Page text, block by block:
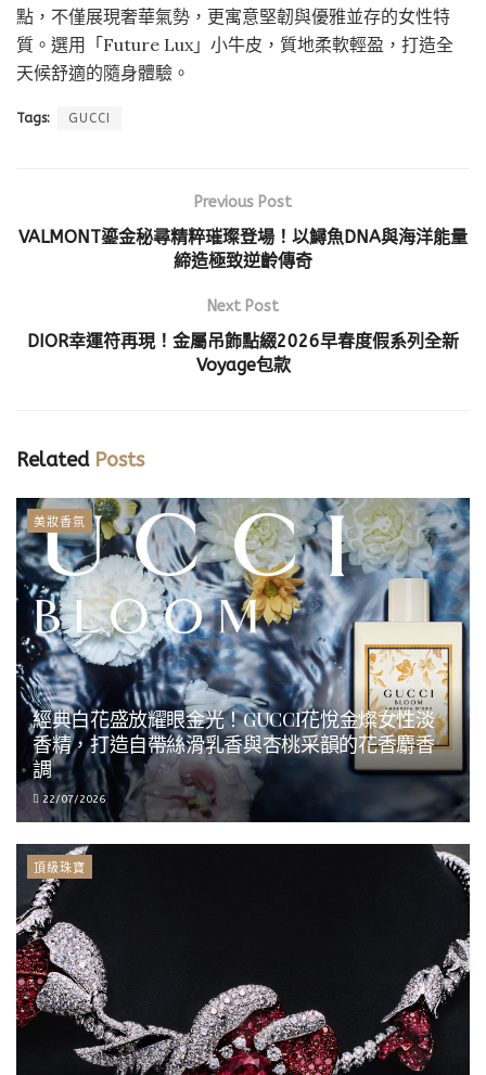
點，不僅展現奢華氣勢，更寓意堅韌與優雅並存的女性特
質。選用「Future Lux」小牛皮，質地柔軟輕盈，打造全
天候舒適的隨身體驗。
Tags: GUCCI
Previous Post
VALMONT鎏金秘尋精粹璀璨登場！以鱘魚DNA與海洋能量
締造極致逆齡傳奇
Next Post
DIOR幸運符再現！金屬吊飾點綴2026早春度假系列全新
Voyage包款
RelatedPosts
美妝香氛
經典白花盛放耀眼金光！GUCCI花悅金燦女性淡
香精，打造自帶絲滑乳香與杏桃采韻的花香麝香
調
22/07/2026
頂級珠寶